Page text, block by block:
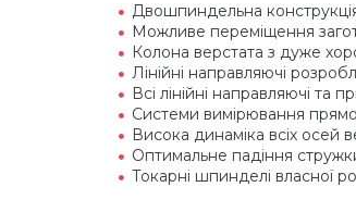
Двошпиндельна
Можливе переміщення
Колона верстата з дуже
Лінійні направляючі
Всі лінійні направляючі та
Системи вимірювання
Висока динаміка всіх осей
Оптимальне падіння
Токарні шпинделі власної